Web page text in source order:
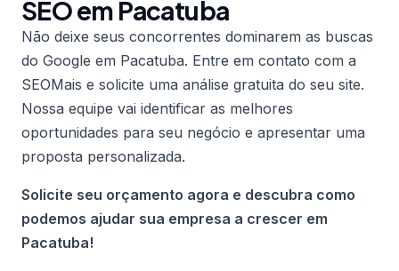
SEO em Pacatuba
Não deixe seus concorrentes dominarem as buscas
do Google em Pacatuba. Entre em contato com a
SEOMais e solicite uma análise gratuita do seu site.
Nossa equipe vai identificar as melhores
oportunidades para seu negócio e apresentar uma
proposta personalizada.
Solicite seu orçamento agora e descubra como
podemos ajudar sua empresa a crescer em
Pacatuba!